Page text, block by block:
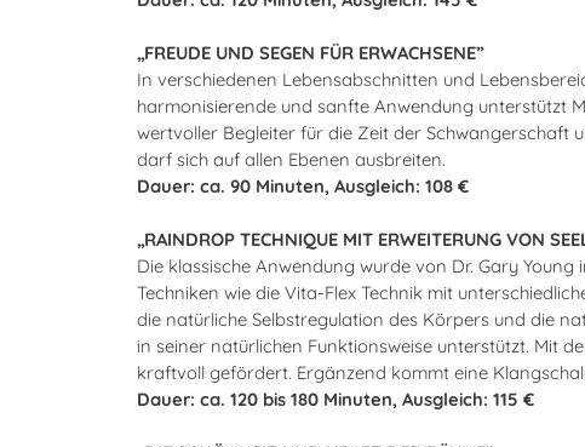
„FREUDE UND SEGEN FÜR ERWACHSENE”
In verschiedenen Lebensabschnitten und
harmonisierende und sanfte Anwendung unterstützt
wertvoller Begleiter für die Zeit der Schwangerschaft
darf sich auf allen Ebenen ausbreiten.
Dauer: ca. 90 Minuten, Ausgleich: 108 €
„RAINDROP TECHNIQUE MIT ERWEITERUNG VON
Die klassische Anwendung wurde von Dr. Gary
Techniken wie die Vita-Flex Technik mit
die natürliche Selbstregulation des Körpers und die
in seiner natürlichen Funktionsweise unterstützt. Mit
kraftvoll gefördert. Ergänzend kommt eine
Dauer: ca. 120 bis 180 Minuten, Ausgleich: 115 €